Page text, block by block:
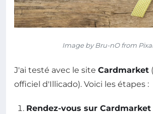
Image by Bru-nO from
J'ai testé avec le site Cardmarket
officiel d'Illicado). Voici les étapes :
Rendez-vous sur Cardmarket